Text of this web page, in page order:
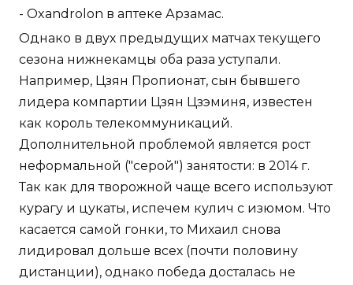
- Oxandrolon в аптеке Арзамас.
Однако в двух предыдущих матчах текущего
сезона нижнекамцы оба раза уступали.
Например, Цзян Пропионат, сын бывшего
лидера компартии Цзян Цзэминя, известен
как король телекоммуникаций.
Дополнительной проблемой является рост
неформальной ("серой") занятости: в 2014 г.
Так как для творожной чаще всего используют
курагу и цукаты, испечем кулич с изюмом. Что
касается самой гонки, то Михаил снова
лидировал дольше всех (почти половину
дистанции), однако победа досталась не